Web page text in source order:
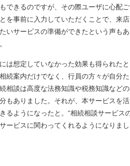
もできるのですが、その際ユーザに心配
を事前に入力していただくことで、来
いサービスの準備ができたという声もあ
は想定していなかった効果も得られたと
相続案内だけでなく、行員の方々が自分
相談は高度な法務知識や税務知識など
もありました。それが、本サービスを
るようになったと。“相続相談サービ
ービスに関わってくれるようになりま